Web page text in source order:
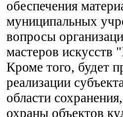
обеспечения
муниципальных
вопросы
мастеров искусств
Кроме того, будет
реализации
области
охраны объектов